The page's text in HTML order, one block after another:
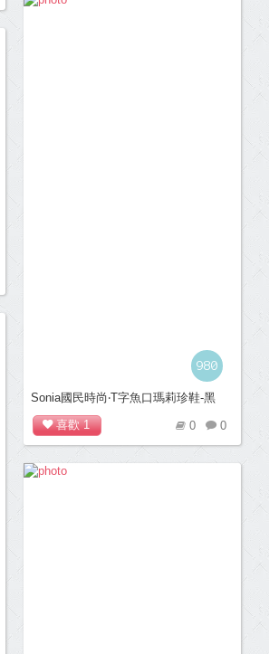
980
Sonia國民時尚‧T字魚口瑪莉珍鞋-黑
喜歡1 0
0